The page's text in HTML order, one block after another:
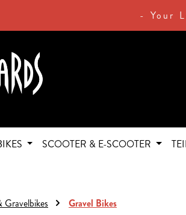
- Your
SCOOTER & E-SCOOTER
Gravelbikes Gravel Bikes